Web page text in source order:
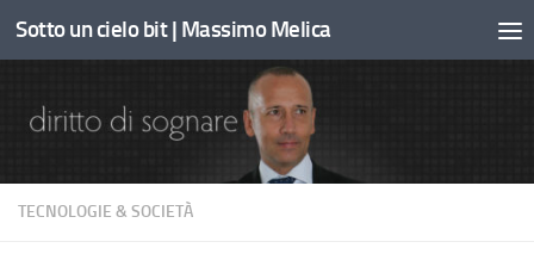
Sotto il contenuto
Sotto un cielo bit | Massimo Melica
TECNOLOGIE & SOCIETÀ